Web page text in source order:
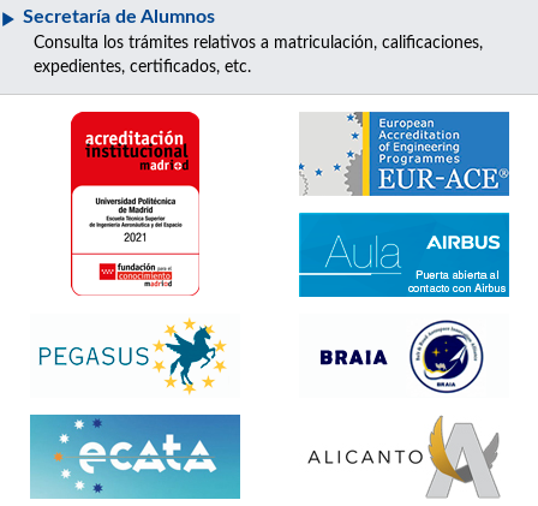
Secretaría de Alumnos
Consulta los trámites relativos a matriculación, calificaciones,
expedientes, certificados, etc.